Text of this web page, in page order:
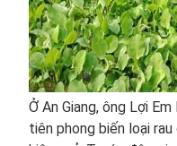
Ở An Giang, ông Lợi
tiên phong biến loại